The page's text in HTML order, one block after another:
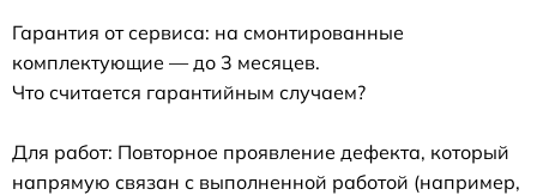
Гарантия от сервиса: на смонтированные
комплектующие — до 3 месяцев.
Что считается гарантийным случаем?
Для работ: Повторное проявление дефекта, который
напрямую связан с выполненной работой (например,